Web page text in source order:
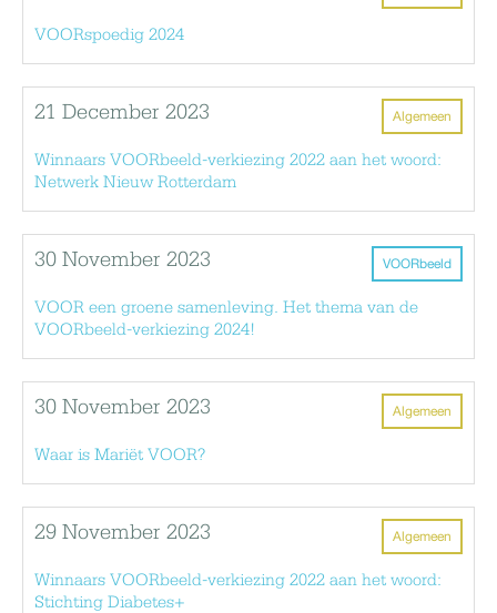
VOORspoedig 2024
Algemeen
21 December 2023
Winnaars VOORbeeld-verkiezing 2022 aan het woord:
Netwerk Nieuw Rotterdam
VOORbeeld
30 November 2023
VOOR een groene samenleving. Het thema van de
VOORbeeld-verkiezing 2024!
Algemeen
30 November 2023
Waar is Mariët VOOR?
Algemeen
29 November 2023
Winnaars VOORbeeld-verkiezing 2022 aan het woord:
Stichting Diabetes+